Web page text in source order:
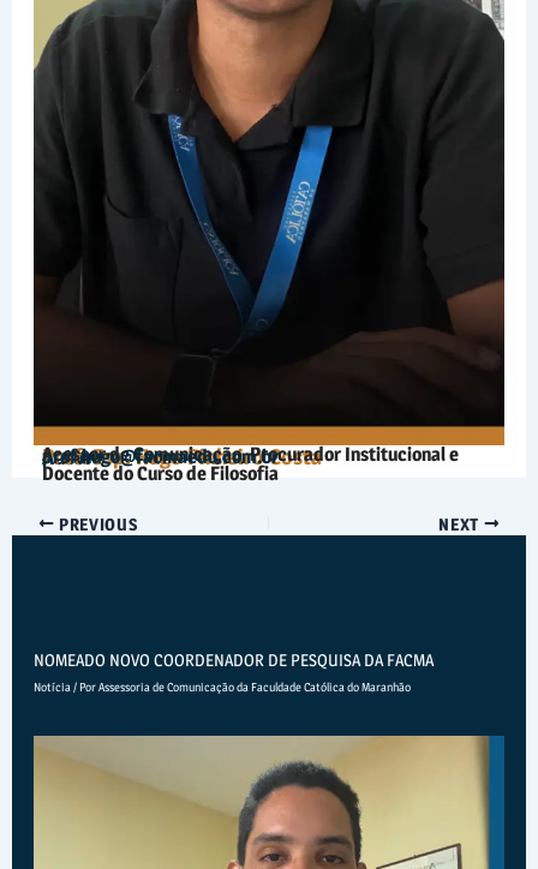
Autor:
Prof. Esp. Hugo Pinheiro Costa
Acessor de Comunicação, Procurador Institucional e
Docente do Curso de Filosofia
prof.hugo@facmaedu.com.br
PREVIOUS NEXT
NOMEADO NOVO COORDENADOR DE PESQUISA DA FACMA
Notícia / PorAssessoria de Comunicação da Faculdade Católica do Maranhão